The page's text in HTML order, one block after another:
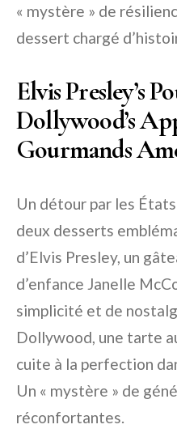
« mystère » de
dessert chargé
Elvis Presley’s
Dollywood’s
Gourmands
Un détour par les
deux desserts
d’Elvis Presley, un
d’enfance Janelle
simplicité et de
Dollywood, une tarte
cuite à la perfection
Un « mystère » de
réconfortantes.